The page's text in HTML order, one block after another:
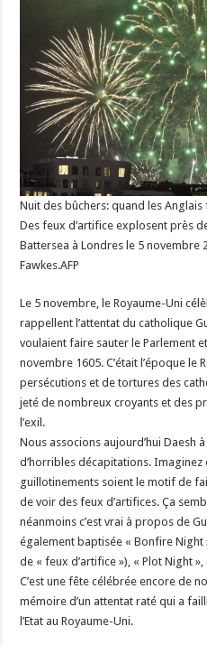
Nuit des bûchers: quand les
Des feux d’artifice explosent près
Battersea à Londres le 5 novembre
Fawkes.AFP
Le 5 novembre, le Royaume-Uni
rappellent l’attentat du catholique
voulaient faire sauter le Parlement
novembre 1605. C’était l’époque le
persécutions et de tortures des
jeté de nombreux croyants et des
l’exil.
Nous associons aujourd’hui Daesh
d’horribles décapitations.
guillotinements soient le motif de
de voir des feux d’artifices. Ça
néanmoins c’est vrai à propos de
également baptisée « Bonfire Night
de « feux d’artifice »), « Plot Night
C’est une fête célébrée encore de
mémoire d’un attentat raté qui a
l’Etat au Royaume-Uni.